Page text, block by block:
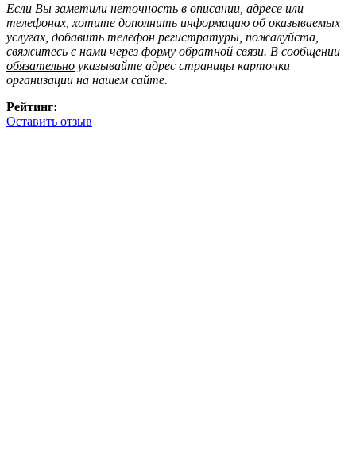
Если Вы заметили неточность в описании, адресе или
телефонах, хотите дополнить информацию об оказываемых
услугах, добавить телефон регистратуры, пожалуйста,
свяжитесь с нами через форму обратной связи. В сообщении
обязательно указывайте адрес страницы карточки
организации на нашем сайте.
Рейтинг:
Оставить отзыв